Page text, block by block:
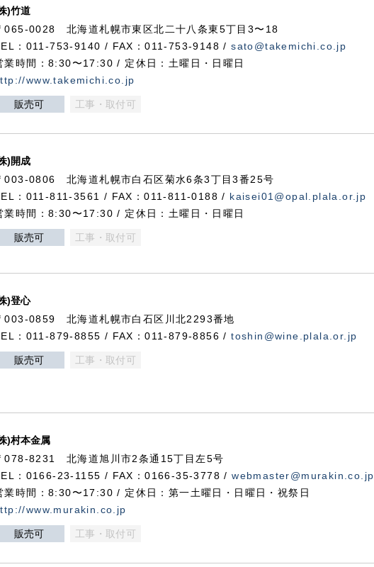
)竹道
065-0028 北海道札幌市東区北二十八条東5丁目3〜18
：011-753-9140 / FAX：011-753-9148 /sato@takemichi.co.jp
業時間：8:30〜17:30 / 定休日：土曜日・日曜日
www.takemichi.co.jp
販売可 工事・取付可
)開成
003-0806 北海道札幌市白石区菊水6条3丁目3番25号
：011-811-3561 / FAX：011-811-0188 / kaisei01@opal.plala.or.jp
業時間：8:30〜17:30 / 定休日：土曜日・日曜日
販売可 工事・取付可
)登心
003-0859 北海道札幌市白石区川北2293番地
：011-879-8855 / FAX：011-879-8856 /toshin@wine.plala.or.jp
販売可 工事・取付可
)村本金属
078-8231 北海道旭川市2条通15丁目左5号
：0166-23-1155 / FAX：0166-35-3778 /webmaster@murakin.co.jp
業時間：8:30〜17:30 / 定休日：第一土曜日・日曜日・祝祭日
www.murakin.co.jp
販売可 工事・取付可